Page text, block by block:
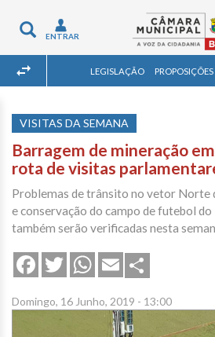
Toggle
navigation
ENTRAR
LEGISLAÇÃO PROPOSIÇÕES
VISITAS DA SEMANA
Barragem de mineração
rota de visitas
Problemas de trânsito no vetor Norte
e conservação do campo de futebol
também serão verificadas nesta
FacebookTwitterWhatsApp
Email
Domingo, 16 Junho, 2019 - 13:00